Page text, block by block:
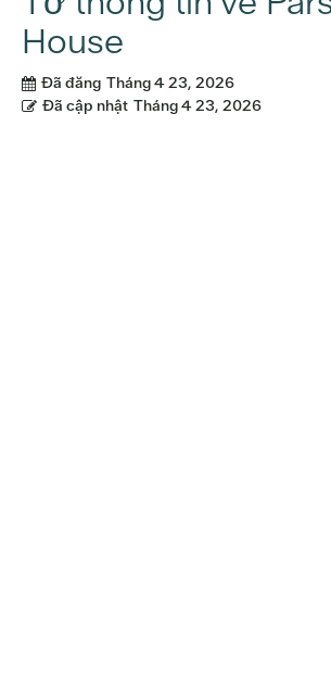
House
Đã đăng Tháng 4 23, 2026
Đã cập nhật Tháng 4 23, 2026